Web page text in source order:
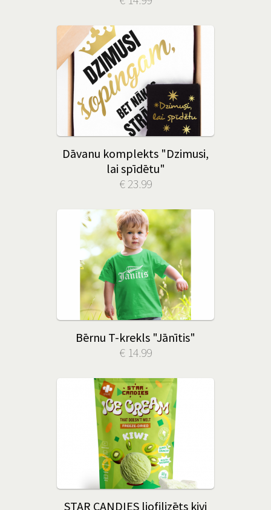
Dāvanu komplekts "Dzimusi,
lai spīdētu"
€ 23.99
Bērnu T-krekls "Jānītis"
€ 14.99
STAR CANDIES liofilizēts kivi